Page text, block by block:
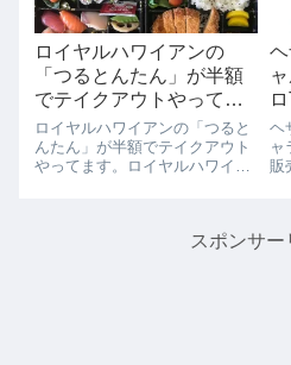
ロイヤルハワイアンの
「つるとんたん」が半額
でテイクアウトやってま
す。
ロイヤルハワイアンの「つると
んたん」が半額でテイクアウト
やってます。ロイヤルハワイア
もたっぷりですごいお得感で
ヘ
ャ
販
て
スポンサー